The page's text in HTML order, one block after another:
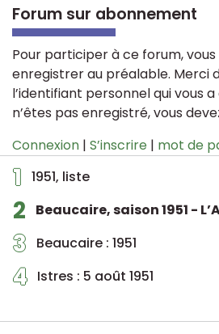
1 1951, liste
2 Beaucaire, saison 1951 -
3 Beaucaire : 1951
4 Istres : 5 août 1951
Forum sur abonnement
Pour participer à ce forum, vous
enregistrer au préalable. Merci
l’identifiant personnel qui vous a
n’êtes pas enregistré, vous
Connexion | S’inscrire | mot de